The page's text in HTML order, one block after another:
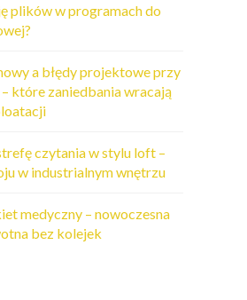
plików w programach do
a błędy projektowe przy
które zaniedbania wracają
czytania w stylu loft –
w industrialnym wnętrzu
medyczny – nowoczesna
bez kolejek